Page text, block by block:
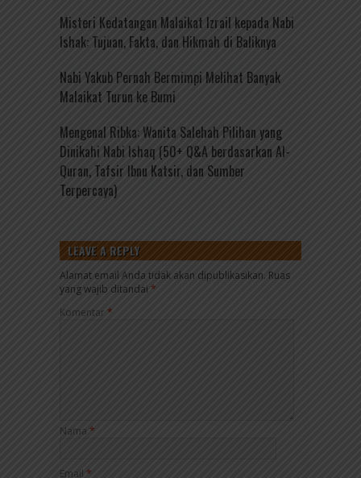
Misteri Kedatangan Malaikat Izrail kepada Nabi
Ishak: Tujuan, Fakta, dan Hikmah di Baliknya
Nabi Yakub Pernah Bermimpi Melihat Banyak
Malaikat Turun ke Bumi
Mengenal Ribka: Wanita Salehah Pilihan yang
Dinikahi Nabi Ishaq (50+ Q&A berdasarkan Al-
Quran, Tafsir Ibnu Katsir, dan Sumber
Terpercaya)
LEAVE A REPLY
Alamat email Anda tidak akan dipublikasikan. Ruas
yang wajib ditandai *
Komentar *
Nama *
Email *